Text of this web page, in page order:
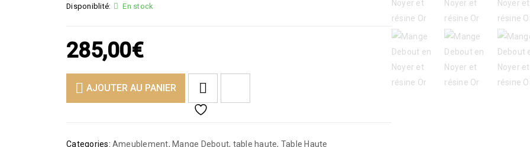
Disponiblité: En stock
285,00€
AJOUTER AU PANIER
Categories: Ameublement, Mange Debout, table haute, Table Haute